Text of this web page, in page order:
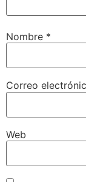
Nombre *
Correo
Web